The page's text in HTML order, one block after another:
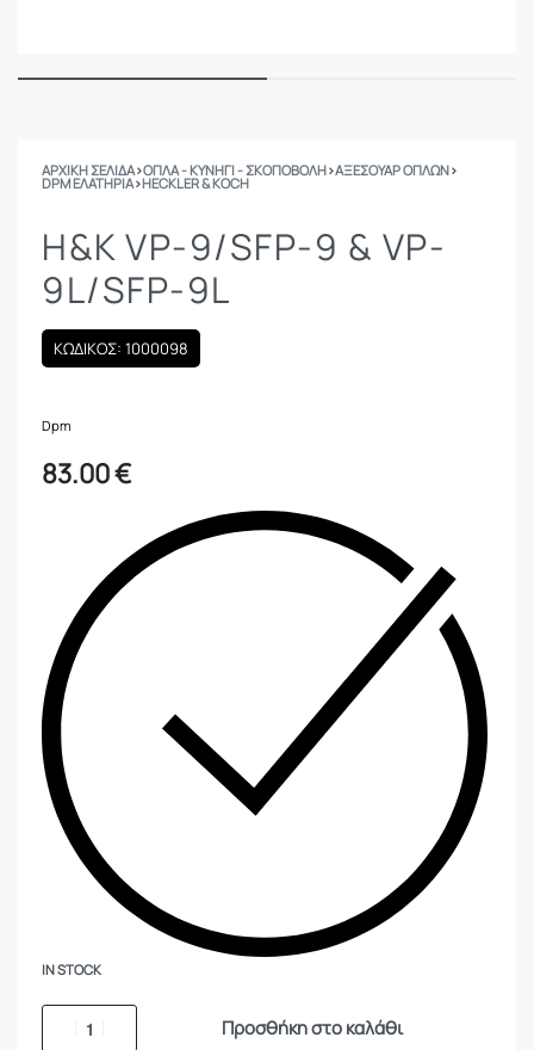
ΑΡΧΙΚΉ ΣΕΛΊΔΑ›ΟΠΛΑ - ΚΥΝΗΓΙ - ΣΚΟΠΟΒΟΛΗ›ΑΞΕΣΟΥΑΡ ΟΠΛΩΝ›
DPM ΕΛΑΤΉΡΙΑ›HECKLER & KOCH
H&K VP-9/SFP-9 & VP-
9L/SFP-9L
ΚΩΔΙΚΟΣ: 1000098
Dpm
83.00€
IN STOCK
Προσθήκη στο καλάθι